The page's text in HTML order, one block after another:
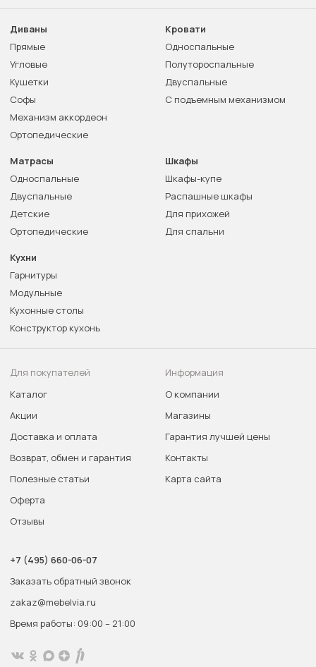
Диваны
Прямые
Угловые
Кушетки
Софы
Механизм аккордеон
Ортопедические
Кровати
Односпальные
Полутороспальные
Двуспальные
С подъемным механизмом
Матрасы
Односпальные
Двуспальные
Детские
Ортопедические
Шкафы
Шкафы-купе
Распашные шкафы
Для прихожей
Для спальни
Кухни
Гарнитуры
Модульные
Кухонные столы
Конструктор кухонь
Для покупателей
Каталог
Акции
Доставка и оплата
Возврат, обмен и гарантия
Полезные статьи
Оферта
Отзывы
Информация
О компании
Магазины
Гарантия лучшей цены
Контакты
Карта сайта
+7 (495) 660-06-07
Заказать обратный звонок
zakaz@mebelvia.ru
Время работы: 09:00 – 21:00